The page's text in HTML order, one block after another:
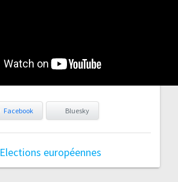
Facebook Bluesky
Elections européennes